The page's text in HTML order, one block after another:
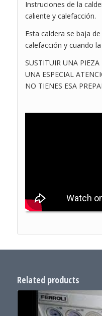
Instruciones de la
caliente y calefacción.
Esta caldera se baja
calefacción y cuando
SUSTITUIR UNA PIEZA
UNA ESPECIAL
NO TIENES ESA
Related products